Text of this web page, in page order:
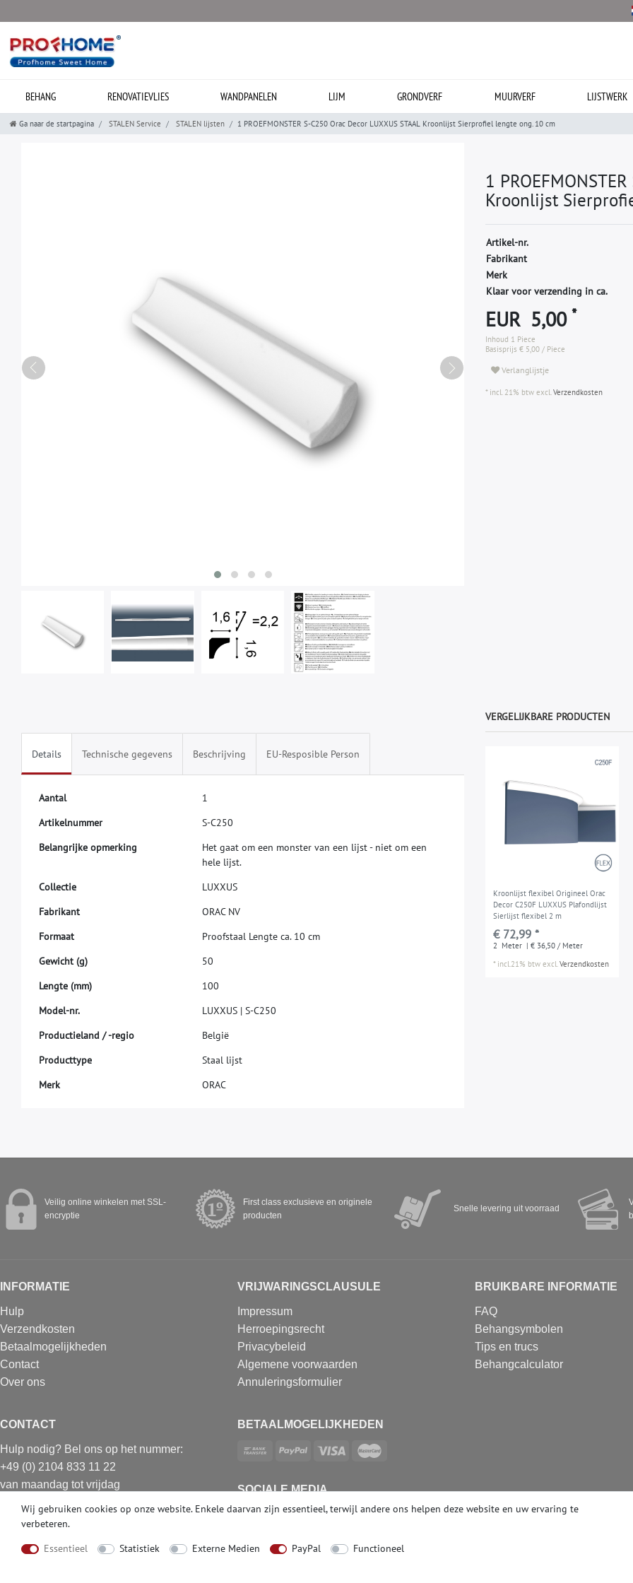
BEHANG RENOVATIEVLIES WANDPANELEN LIJM GRONDVERF MUURVERF LIJSTWERK
Ga naar de startpagina STALEN Service STALEN lijsten 1 PROEFMONSTER S-C250 Orac Decor LUXXUS STAAL Kroonlijst Sierprofiel lengte ong. 10 cm
1
Kroonlijst
Artikel-nr.
Fabrikant
Merk
Klaar voor verzending in ca.
EUR 5,00 *
Inhoud 1 Piece
Basisprijs € 5,00 / Piece
Verlanglijstje
* incl. 21% btw excl.Verzendkosten
Details Technische gegevens Beschrijving EU-Resposible Person
Aantal
1
Artikelnummer S-C250
Belangrijke opmerking Het gaat om een monster van een lijst- niet om een
hele lijst.
Collectie LUXXUS
Fabrikant ORAC NV
Formaat Proofstaal Lengte ca. 10 cm
Gewicht (g) 50
Lengte (mm) 100
Model-nr. LUXXUS | S-C250
Productieland /-regio België
Producttype Staal lijst
Merk ORAC
VERGELIJKBARE PRODUCTEN
Kroonlijst flexibel Origineel Orac
Decor C250F LUXXUS Plafondlijst
Sierlijst flexibel 2 m
€ 72,99 *
2 Meter | € 36,50 / Meter
* incl.21% btw excl.Verzendkosten
Veilig online winkelen met SSL-
encryptie
First class exclusieve en originele
producten
Snelle levering uit voorraad
INFORMATIE
Hulp
Verzendkosten
Betaalmogelijkheden
Contact
Over ons
VRIJWARINGSCLAUSULE
Impressum
Herroepingsrecht
Privacybeleid
Algemene voorwaarden
Annuleringsformulier
BRUIKBARE INFORMATIE
FAQ
Behangsymbolen
Tips en trucs
Behangcalculator
CONTACT
Hulp nodig? Bel ons op het nummer:
+49 (0) 2104 833 11 22
van maandag tot vrijdag
E-mail: info@profhome.nl
BETAALMOGELIJKHEDEN
SOCIALE MEDIA
Wij gebruiken cookies op onze website. Enkele daarvan zijn essentieel, terwijl andere ons helpen deze website en uw ervaring te
verbeteren.
Essentieel
Statistiek Externe Medien PayPal Functioneel